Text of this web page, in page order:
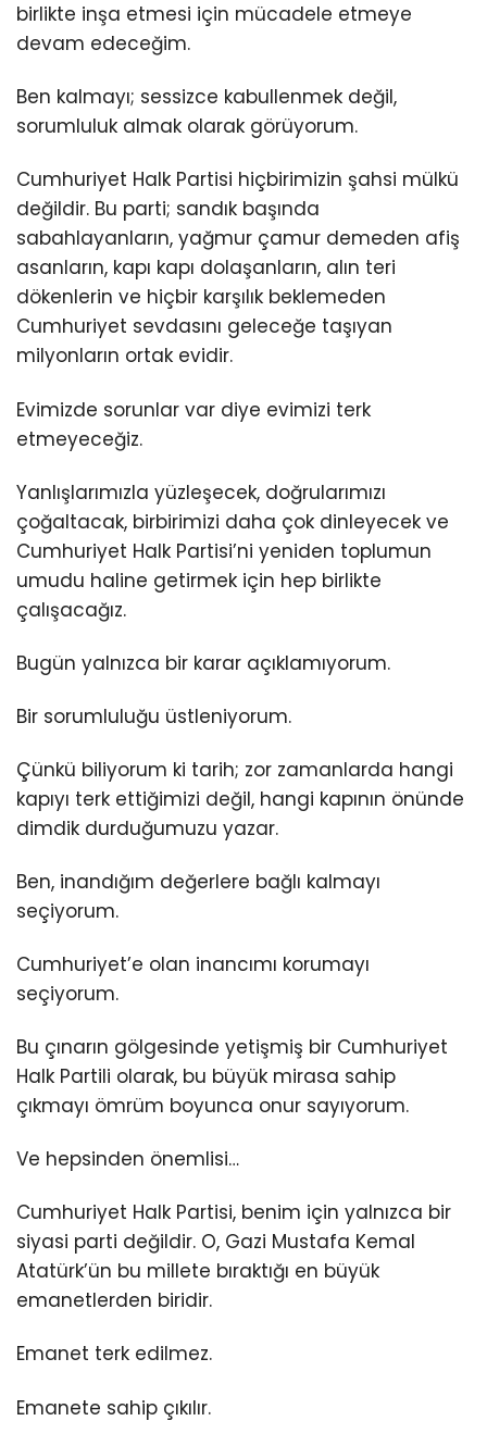
birlikte inşa etmesi için mücadele etmeye
devam edeceğim.
Ben kalmayı; sessizce kabullenmek değil,
sorumluluk almak olarak görüyorum.
Cumhuriyet Halk Partisi hiçbirimizin şahsi mülkü
değildir. Bu parti; sandık başında
sabahlayanların, yağmur çamur demeden afiş
asanların, kapı kapı dolaşanların, alın teri
dökenlerin ve hiçbir karşılık beklemeden
Cumhuriyet sevdasını geleceğe taşıyan
milyonların ortak evidir.
Evimizde sorunlar var diye evimizi terk
etmeyeceğiz.
Yanlışlarımızla yüzleşecek, doğrularımızı
çoğaltacak, birbirimizi daha çok dinleyecek ve
Cumhuriyet Halk Partisi’ni yeniden toplumun
umudu haline getirmek için hep birlikte
çalışacağız.
Bugün yalnızca bir karar açıklamıyorum.
Bir sorumluluğu üstleniyorum.
Çünkü biliyorum ki tarih; zor zamanlarda hangi
kapıyı terk ettiğimizi değil, hangi kapının önünde
dimdik durduğumuzu yazar.
Ben, inandığım değerlere bağlı kalmayı
seçiyorum.
Cumhuriyet’e olan inancımı korumayı
seçiyorum.
Bu çınarın gölgesinde yetişmiş bir Cumhuriyet
Halk Partili olarak, bu büyük mirasa sahip
çıkmayı ömrüm boyunca onur sayıyorum.
Ve hepsinden önemlisi…
Cumhuriyet Halk Partisi, benim için yalnızca bir
siyasi parti değildir. O, Gazi Mustafa Kemal
Atatürk’ün bu millete bıraktığı en büyük
emanetlerden biridir.
Emanet terk edilmez.
Emanete sahip çıkılır.